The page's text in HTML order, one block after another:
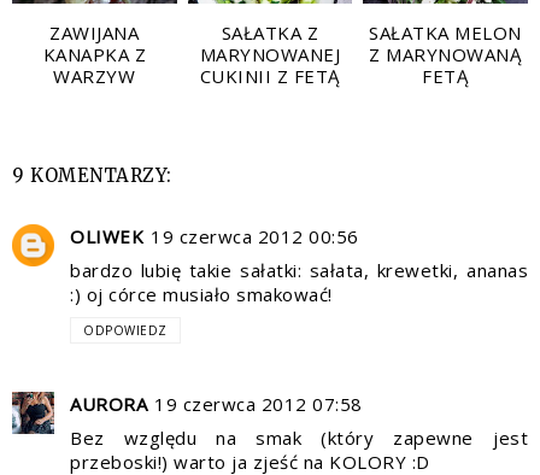
ZAWIJANA
KANAPKA Z
WARZYW
SAŁATKA Z
MARYNOWANEJ
CUKINII Z FETĄ
SAŁATKA MELON
Z MARYNOWANĄ
FETĄ
9 KOMENTARZY:
OLIWEK 19 czerwca 2012 00:56
bardzo lubię takie sałatki: sałata, krewetki, ananas
:) oj córce musiało smakować!
ODPOWIEDZ
AURORA 19 czerwca 2012 07:58
Bez względu na smak (który zapewne jest
przeboski!) warto ja zjeść na KOLORY :D